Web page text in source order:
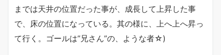
までは天井の位置だった事が、成長して上昇した事
で、床の位置になっている。其の様に、上へ上へ昇っ
て行く。ゴールは”兄さん”の、ような者☆)